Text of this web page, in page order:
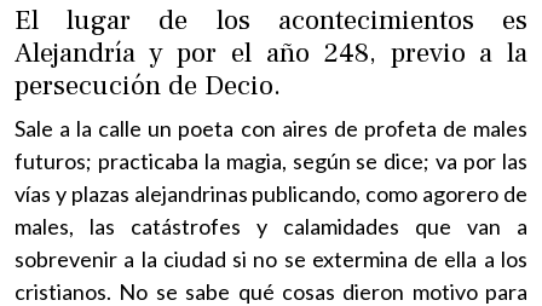
El lugar de los acontecimientos es
Alejandría y por el año 248, previo a la
persecución de Decio.
Sale a la calle un poeta con aires de profeta de males
futuros; practicaba la magia, según se dice; va por las
vías y plazas alejandrinas publicando, como agorero de
males, las catástrofes y calamidades que van a
sobrevenir a la ciudad si no se extermina de ella a los
cristianos. No se sabe qué cosas dieron motivo para